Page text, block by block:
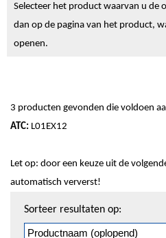
Selecteer het product waarvan u de
dan op de pagina van het product,
openen.
3 producten gevonden die voldoen
ATC: L01EX12
Let op: door een keuze uit de
automatisch ververst!
Sorteer resultaten op: